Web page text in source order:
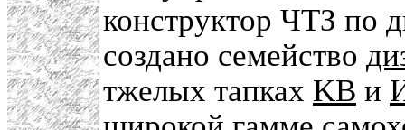
конструктор ЧТЗ по
создано семейство
тжелых тапках KB и